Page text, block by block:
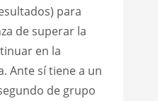
para
de superar la
en la
Ante sí tiene a un
de grupo